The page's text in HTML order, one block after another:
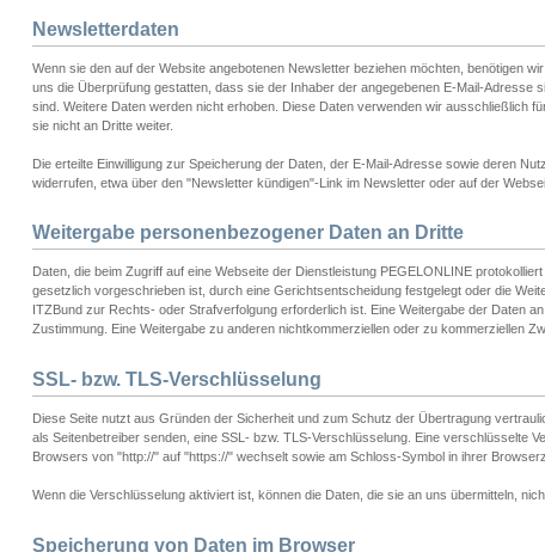
Newsletterdaten
Wenn sie den auf der Website angebotenen Newsletter beziehen möchten, benötigen
uns die Überprüfung gestatten, dass sie der Inhaber der angegebenen E-Mail-Adresse
sind. Weitere Daten werden nicht erhoben. Diese Daten verwenden wir ausschließlich
sie nicht an Dritte weiter.
Die erteilte Einwilligung zur Speicherung der Daten, der E-Mail-Adresse sowie deren
widerrufen, etwa über den "Newsletter kündigen"-Link im Newsletter oder auf der
Weitergabe personenbezogener Daten an Dritte
Daten, die beim Zugriff auf eine Webseite der Dienstleistung PEGELONLINE
gesetzlich vorgeschrieben ist, durch eine Gerichtsentscheidung festgelegt oder die
ITZBund zur Rechts- oder Strafverfolgung erforderlich ist. Eine Weitergabe der Daten
Zustimmung. Eine Weitergabe zu anderen nichtkommerziellen oder zu kommerziellen
SSL- bzw. TLS-Verschlüsselung
Diese Seite nutzt aus Gründen der Sicherheit und zum Schutz der Übertragung
als Seitenbetreiber senden, eine SSL- bzw. TLS-Verschlüsselung. Eine verschlüsselte
Browsers von "http://" auf "https://" wechselt sowie am Schloss-Symbol in ihrer
Wenn die Verschlüsselung aktiviert ist, können die Daten, die sie an uns übermitteln,
Speicherung von Daten im Browser